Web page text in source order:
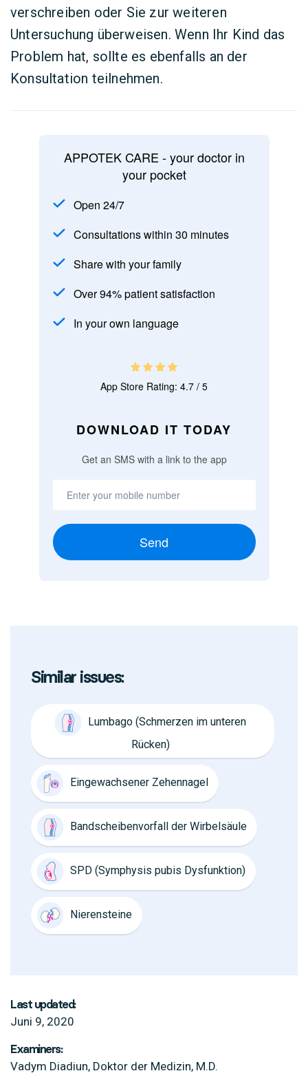
verschreiben oder Sie zur weiteren
Untersuchung überweisen. Wenn Ihr Kind das
Problem hat, sollte es ebenfalls an der
Konsultation teilnehmen.
APPOTEK CARE - your doctor in
your pocket
Open 24/7
Consultations within 30 minutes
Share with your family
Over 94% patient satisfaction
In your own language
App Store Rating: 4.7 / 5
DOWNLOAD IT TODAY
Get an SMS with a link to the app
Send
Similar issues:
Lumbago (Schmerzen im unteren
Rücken)
Eingewachsener Zehennagel
Bandscheibenvorfall der Wirbelsäule
SPD (Symphysis pubis Dysfunktion)
Nierensteine
Last updated:
Juni 9, 2020
Examiners:
Vadym Diadiun, Doktor der Medizin, M.D.